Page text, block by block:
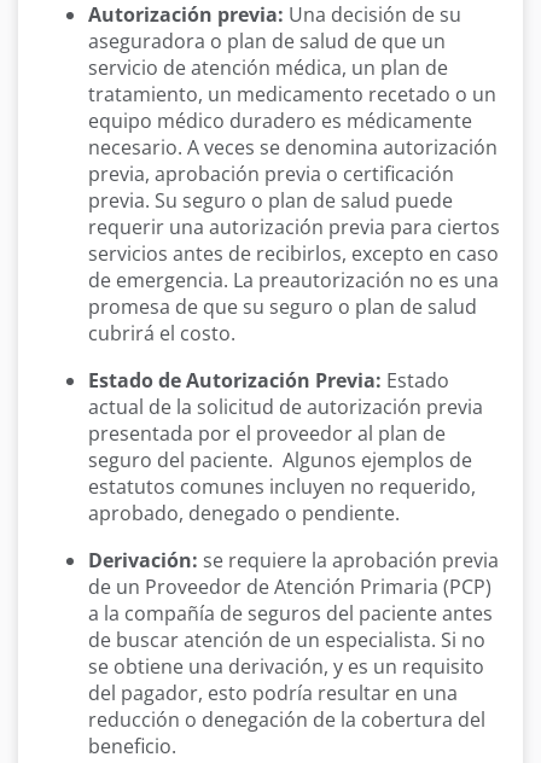
Autorización previa: Una decisión de su
aseguradora o plan de salud de que un
servicio de atención médica, un plan de
tratamiento, un medicamento recetado o un
equipo médico duradero es médicamente
necesario. A veces se denomina autorización
previa, aprobación previa o certificación
previa. Su seguro o plan de salud puede
requerir una autorización previa para ciertos
servicios antes de recibirlos, excepto en caso
de emergencia. La preautorización no es una
promesa de que su seguro o plan de salud
cubrirá el costo.
Estado de Autorización Previa: Estado
actual de la solicitud de autorización previa
presentada por el proveedor al plan de
seguro del paciente. Algunos ejemplos de
estatutos comunes incluyen no requerido,
aprobado, denegado o pendiente.
Derivación: se requiere la aprobación previa
de un Proveedor de Atención Primaria (PCP)
a la compañía de seguros del paciente antes
de buscar atención de un especialista. Si no
se obtiene una derivación, y es un requisito
del pagador, esto podría resultar en una
reducción o denegación de la cobertura del
beneficio.